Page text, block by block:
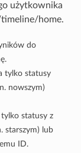
użytkownika
home.
do
tylko statusy
nowszym)
statusy z
starszym) lub
ID.